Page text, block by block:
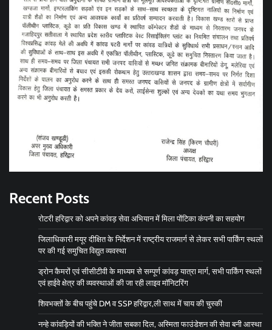
Recent Posts
रोटरी हरिद्वार को अपने कांवड़ सेवा अभियान में मिला पोंटिका कंपनी का सहयोग
जिलाधिकारी मयूर दीक्षित के निर्देशन में राष्ट्रीय राजमार्ग से लेकर सभी पार्किंग स्थलों
पर की गई समुचित विद्युत व्यवस्था
ड्रोन कैमरों एवं सीसीटीवी के माध्यम से सम्पूर्ण कांवड़ यात्रा मार्ग, सभी पार्किंग स्थलों
एवं हाईवे क्षेत्र की व्यवस्थाओं की जा रही लाइव मॉनिटरिंग
शिवभक्तों के बीच पहुंचे DM व SSP हरिद्वार,ली साथ में चाय की चुस्की
नन्हे कांवड़ियों की भक्ति ने जीता सबका दिल, अस्मिता फाउंडेशन की सेवा बनी आस्था